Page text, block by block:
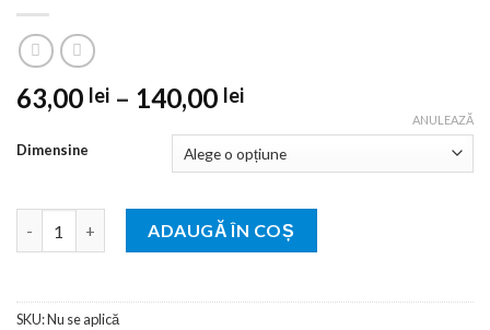
63,00 lei – 140,00 leiInterval
prețuri:
63,00 lei
până
la
140,00 lei
Dimensine
ANULEAZĂ
Cantitate Jucarie Starmark cu Eliberare de Recompense Jack
ADAUGĂ ÎN COȘ
SKU:Nu se aplică